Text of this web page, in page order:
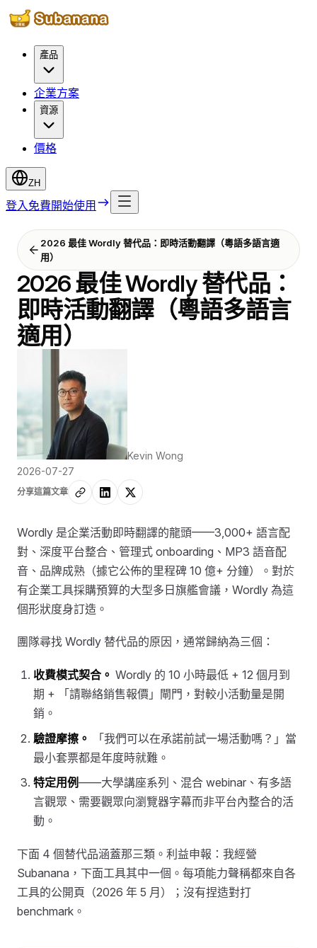
產品
企業方案
資源
價格
ZH
登入 免費開始使用
2026 最佳 Wordly 替代品：即時活動翻譯（粵語多語言適
用）
2026 最佳 Wordly 替代品：
即時活動翻譯（粵語多語言
適用）
Kevin Wong
2026-07-27
分享這篇文章
Wordly 是企業活動即時翻譯的龍頭——3,000+ 語言配
對、深度平台整合、管理式 onboarding、MP3 語音配
音、品牌成熟（據它公佈的里程碑 10 億+ 分鐘）。對於
有企業工具採購預算的大型多日旗艦會議，Wordly 為這
個形狀度身訂造。
團隊尋找 Wordly 替代品的原因，通常歸納為三個：
收費模式契合。 Wordly 的 10 小時最低 + 12 個月到
期 + 「請聯絡銷售報價」閘門，對較小活動量是開
銷。
驗證摩擦。
「我們可以在承諾前試一場活動嗎？」當
最小套票都是年度時就難。
特定用例——大學講座系列、混合 webinar、有多語
言觀眾、需要觀眾向瀏覽器字幕而非平台內整合的活
動。
下面 4 個替代品涵蓋那三類。利益申報：我經營
Subanana，下面工具其中一個。每項能力聲稱都來自各
工具的公開頁（2026 年 5 月）；沒有捏造對打
benchmark。